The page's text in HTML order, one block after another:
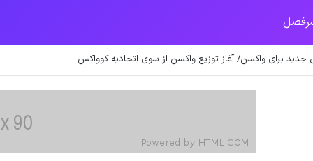
در خوزستان / نگرانی از گسترش ویروس انگلیسی در تهران